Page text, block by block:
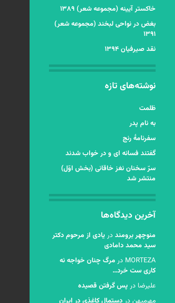
خاکستر آیینه (مجموعه شعر) ۱۳۸۹
بغض در نواحی لبخند (مجموعه شعر)
۱۳۹۱
نقد صیرفیان ۱۳۹۴
نوشته‌های تازه
ظلمت
به نام پدر
سفرنامۀ رنج
گفتند فسانه ای و در خواب شدند
سرّ سخنان نغز خاقانی (بخش اوّل)
منتشر شد
آخرین دیدگاه‌ها
منوچهر برومند در یادی از مرحوم دکتر
سید محمد دامادی
MORTEZA در مرگ چنان خواجه نه
کاری ست خرد…
عليرضا در پس گرفتن قصیده